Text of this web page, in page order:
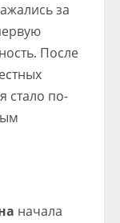
за
После
стало по-
начала